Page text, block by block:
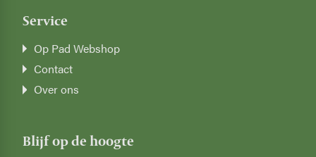
Service
Op Pad Webshop
Contact
Over ons
Blijf op de hoogte